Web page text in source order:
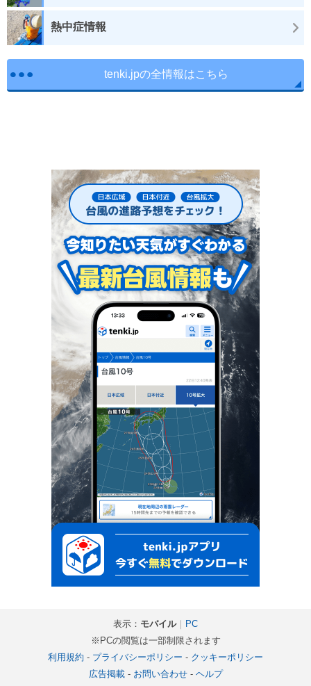
熱中症情報
tenki.jpの全情報はこちら
表示： モバイル｜
PC
※PCの閲覧は一部制限されます
利用規約 - プライバシーポリシー - クッキーポリシー
広告掲載- お問い合わせ- ヘルプ